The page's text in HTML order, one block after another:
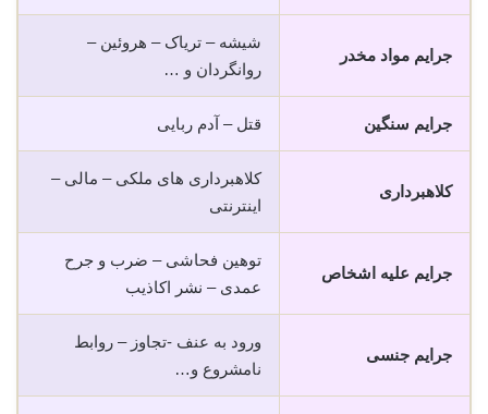
جرایم مواد مخدر
شیشه – تریاک – هروئین –
روانگردان و …
جرایم سنگین قتل – آدم ربایی
کلاهبرداری
کلاهبرداری های ملکی – مالی –
اینترنتی
جرایم علیه اشخاص
توهین فحاشی – ضرب و جرح
عمدی – نشر اکاذیب
جرایم جنسی
ورود به عنف -تجاوز – روابط
نامشروع و…